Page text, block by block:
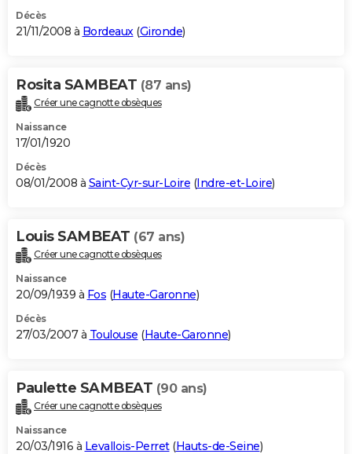
Décès
21/11/2008 à Bordeaux(Gironde)
Rosita SAMBEAT (87 ans)
Créer une cagnotte obsèques
Naissance
17/01/1920
Décès
08/01/2008 à Saint-Cyr-sur-Loire (Indre-et-Loire)
Louis SAMBEAT (67 ans)
Créer une cagnotte obsèques
Naissance
20/09/1939 à Fos (Haute-Garonne)
Décès
27/03/2007 à Toulouse (Haute-Garonne)
Paulette SAMBEAT (90 ans)
Créer une cagnotte obsèques
Naissance
20/03/1916 à Levallois-Perret(Hauts-de-Seine)